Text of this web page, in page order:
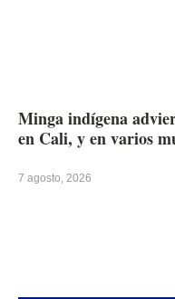
Minga indígena
en Cali, y en varios
7 agosto, 2026